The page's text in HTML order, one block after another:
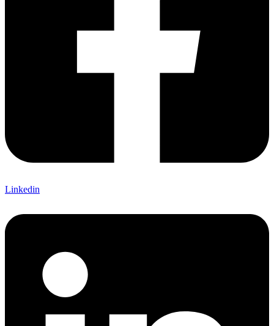
Linkedin